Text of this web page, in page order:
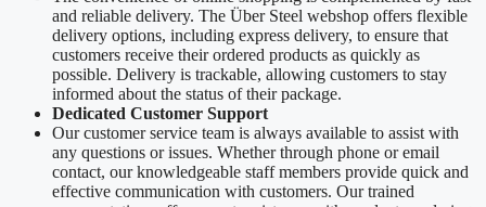
and reliable delivery. The Über Steel webshop offers flexible
delivery options, including express delivery, to ensure that
customers receive their ordered products as quickly as
possible. Delivery is trackable, allowing customers to stay
informed about the status of their package.
Dedicated Customer Support
Our customer service team is always available to assist with
any questions or issues. Whether through phone or email
contact, our knowledgeable staff members provide quick and
effective communication with customers. Our trained